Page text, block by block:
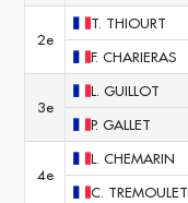
2e
T. THIOURT
F. CHARIERAS
3e
L. GUILLOT
P. GALLET
4e
L. CHEMARIN
C. TREMOULET